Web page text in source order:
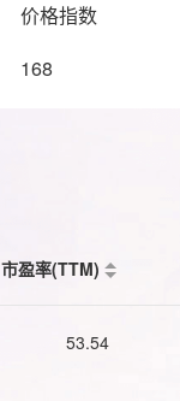
价格指数
168
市盈率(TTM)
53.54